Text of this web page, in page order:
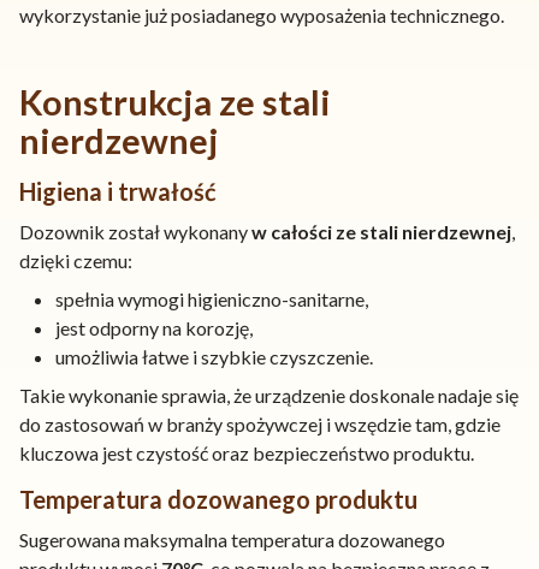
wykorzystanie już posiadanego wyposażenia technicznego.
Konstrukcja ze stali
nierdzewnej
Higiena i trwałość
Dozownik został wykonanyw całości ze stali nierdzewnej,
dzięki czemu:
spełnia wymogi higieniczno-sanitarne,
jest odporny na korozję,
umożliwia łatwe i szybkie czyszczenie.
Takie wykonanie sprawia, że urządzenie doskonale nadaje się
do zastosowań w branży spożywczej i wszędzie tam, gdzie
kluczowa jest czystość oraz bezpieczeństwo produktu.
Temperatura dozowanego produktu
Sugerowana maksymalna temperatura dozowanego